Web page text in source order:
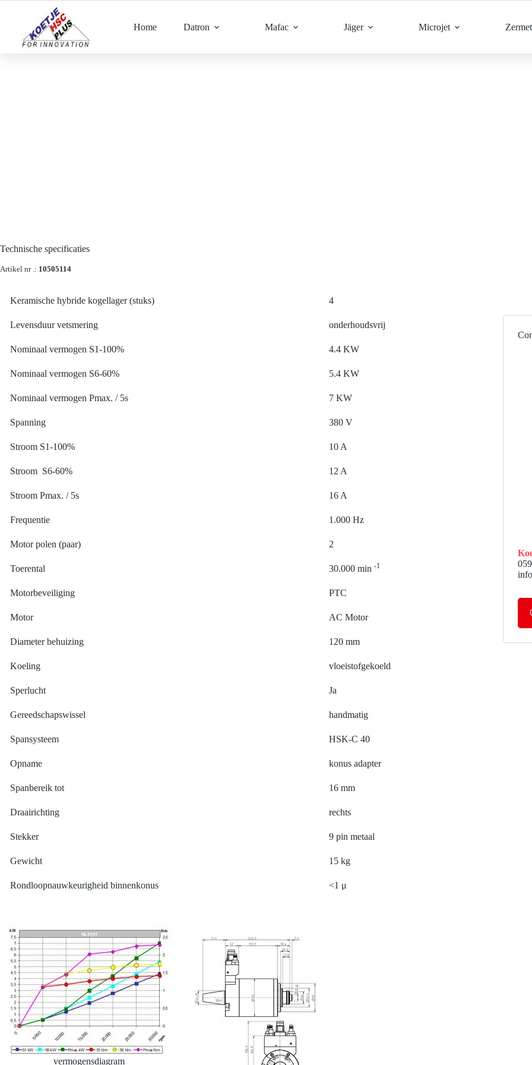
inhoud
Home Datron Mafac Jäger Microjet Zermet
Technische specificaties
Artikel nr .: 10505114
Keramische hybride kogellager (stuks) 4
Levensduur vetsmering onderhoudsvrij
Nominaal vermogen S1-100% 4.4 KW
Nominaal vermogen S6-60% 5.4 KW
Nominaal vermogen Pmax. / 5s 7 KW
Spanning 380 V
Stroom S1-100% 10 A
Stroom S6-60% 12 A
Stroom Pmax. / 5s 16 A
Frequentie 1.000 Hz
Motor polen (paar) 2
Toerental 30.000 min -1
Motorbeveiliging PTC
Motor AC Motor
Diameter behuizing 120 mm
Koeling vloeistofgekoeld
Sperlucht Ja
Gereedschapswissel handmatig
Spansysteem HSK-C 40
Opname konus adapter
Spanbereik tot 16 mm
Draairichting rechts
Stekker 9 pin metaal
Gewicht 15 kg
Rondloopnauwkeurigheid binnenkonus <1 μ
vermogensdiagram